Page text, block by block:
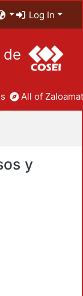
Log In
de
All of
y